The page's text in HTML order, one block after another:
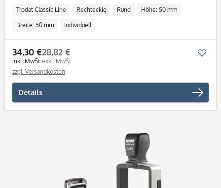
Trodat Classic Line Rechteckig Rund Höhe: 50 mm
Breite: 50 mm Individuell
34,30 €
inkl. MwSt.
28,82 €
exkl. MwSt.
zzgl. Versandkosten
Details